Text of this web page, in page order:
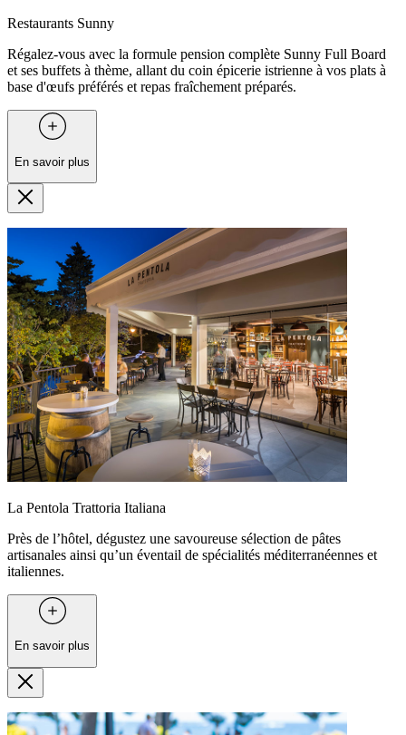
Restaurants Sunny
Régalez-vous avec la formule pension complète Sunny Full Board
et ses buffets à thème, allant du coin épicerie istrienne à vos plats à
base d'œufs préférés et repas fraîchement préparés.
En savoir plus
La Pentola Trattoria Italiana
Près de l’hôtel, dégustez une savoureuse sélection de pâtes
artisanales ainsi qu’un éventail de spécialités méditerranéennes et
italiennes.
En savoir plus